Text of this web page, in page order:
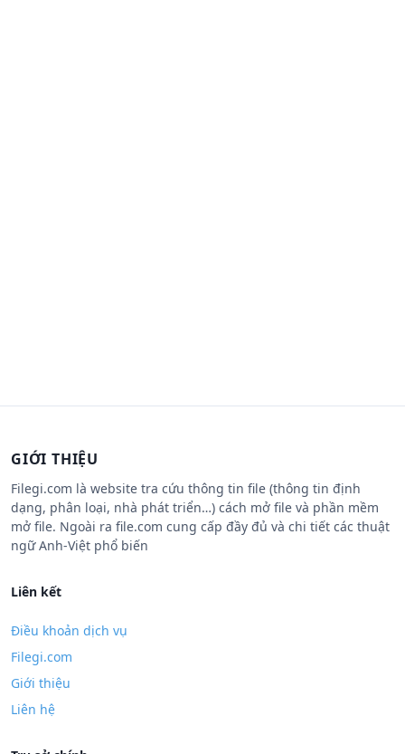
GIỚI THIỆU
Filegi.com là website tra cứu thông tin file (thông tin định
dạng, phân loại, nhà phát triển…) cách mở file và phần mềm
mở file. Ngoài ra file.com cung cấp đầy đủ và chi tiết các thuật
ngữ Anh-Việt phổ biến
Liên kết
Điều khoản dịch vụ
Filegi.com
Giới thiệu
Liên hệ